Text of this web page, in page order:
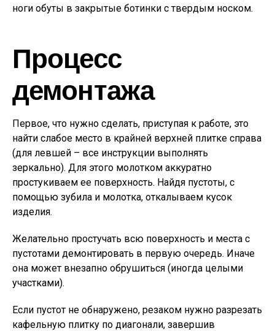
ноги обуты в закрытые ботинки с твердым носком.
Процесс
демонтажа
Первое, что нужно сделать, приступая к работе, это
найти слабое место в крайней верхней плитке справа
(для левшей – все инструкции выполнять
зеркально). Для этого молотком аккуратно
простукиваем ее поверхность. Найдя пустоты, с
помощью зубила и молотка, откалываем кусок
изделия.
Желательно простучать всю поверхность и места с
пустотами демонтировать в первую очередь. Иначе
она может внезапно обрушиться (иногда целыми
участками).
Если пустот не обнаружено, резаком нужно разрезать
кафельную плитку по диагонали, завершив